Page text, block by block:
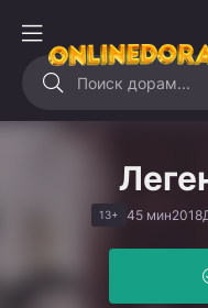
13+ 45 мин2018